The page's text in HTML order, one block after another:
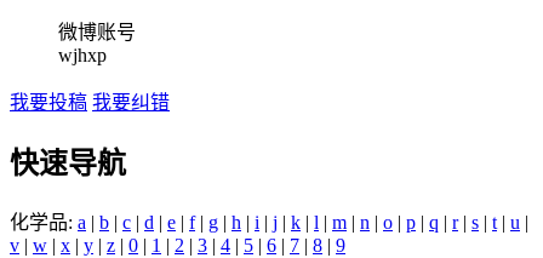
微博账号
wjhxp
我要投稿 我要纠错
快速导航
化学品: a | b | c | d | e | f| g | h | i | j | k | l | m | n | o | p | q | r| s | t | u |
v | w | x | y | z | 0 | 1 | 2 | 3 | 4 | 5 | 6 | 7 | 8 | 9